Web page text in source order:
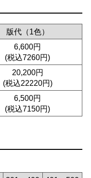
版代（1色）
6,600円
(税込7260円)
20,200円
(税込22220円)
6,500円
(税込7150円)